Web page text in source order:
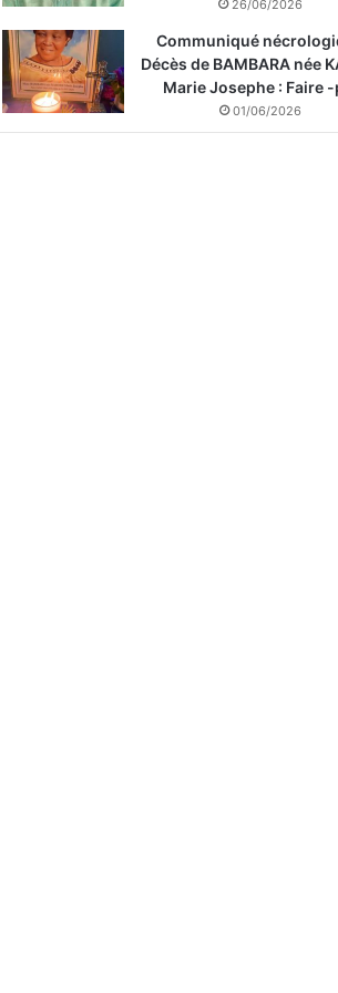
26/06/2026
Communiqué
Décès de BAMBARA née
Marie Josephe : Faire
01/06/2026